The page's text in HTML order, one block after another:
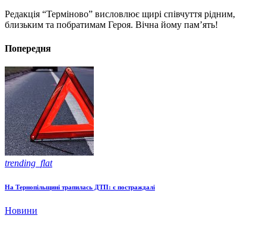
Редакція “Терміново” висловлює щирі співчуття рідним,
близьким та побратимам Героя. Вічна йому пам’ять!
Попередня
trending_flat
На Тернопільщині трапилась ДТП: є постраждалі
Новини